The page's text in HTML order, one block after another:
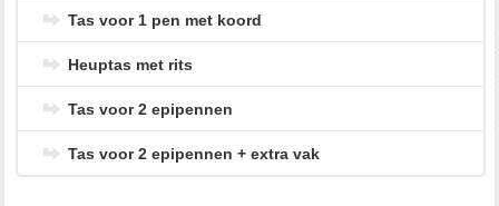
Tas voor 1 pen met koord
Heuptas met rits
Tas voor 2 epipennen
Tas voor 2 epipennen + extra vak